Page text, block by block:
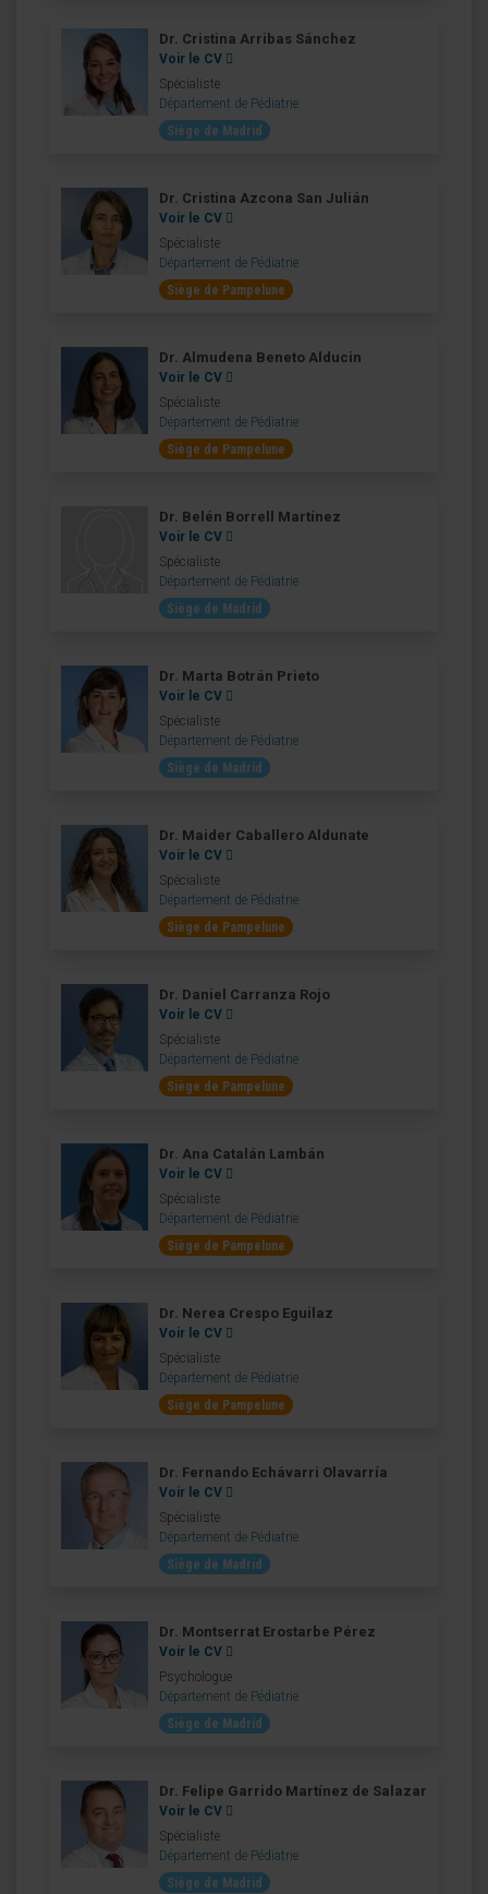
Dr. Cristina Arribas Sánchez
Voir le CV
Spécialiste
Département de Pédiatrie
Siège de Madrid
Dr. Cristina Azcona San Julián
Voir le CV
Spécialiste
Département de Pédiatrie
Siège de Pampelune
Dr. Almudena Beneto Alducin
Voir le CV
Spécialiste
Département de Pédiatrie
Siège de Pampelune
Dr. Belén Borrell Martínez
Voir le CV
Spécialiste
Département de Pédiatrie
Siège de Madrid
Dr. Marta Botrán Prieto
Voir le CV
Spécialiste
Département de Pédiatrie
Siège de Madrid
Dr. Maider Caballero Aldunate
Voir le CV
Spécialiste
Département de Pédiatrie
Siège de Pampelune
Dr. Daniel Carranza Rojo
Voir le CV
Spécialiste
Département de Pédiatrie
Siège de Pampelune
Dr. Ana Catalán Lambán
Voir le CV
Spécialiste
Département de Pédiatrie
Siège de Pampelune
Dr. Nerea Crespo Eguilaz
Voir le CV
Spécialiste
Département de Pédiatrie
Siège de Pampelune
Dr. Fernando Echávarri Olavarría
Voir le CV
Spécialiste
Département de Pédiatrie
Siège de Madrid
Dr. Montserrat Erostarbe Pérez
Voir le CV
Psychologue
Département de Pédiatrie
Siège de Madrid
Dr. Felipe Garrido Martínez de Salazar
Voir le CV
Spécialiste
Département de Pédiatrie
Siège de Madrid